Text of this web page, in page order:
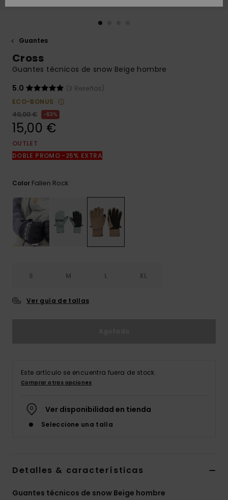
más rápida a
respuestas a
las preguntas
contacto.
Guantes
Cross
Guantes técnicos de snow Beige hombre
5.0
(3 Reseñas)
ECO-BONUS
40,00 €
63%
15,00 €
OUTLET
DOBLE PROMO -25% EXTRA
Color Fallen Rock
S M L XL
Ver guía de tallas
Este artículo se encuentra fuera de stock.
Comprar otras opciones
Ver disponibilidad en tienda
Seleccione una talla
Detalles & características
Guantes técnicos de snow Beige hombre